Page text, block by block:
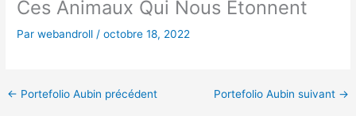
Ces Animaux Qui Nous Etonnent
Parwebandroll/octobre 18, 2022
← Portefolio Aubin précédent Portefolio Aubin suivant →